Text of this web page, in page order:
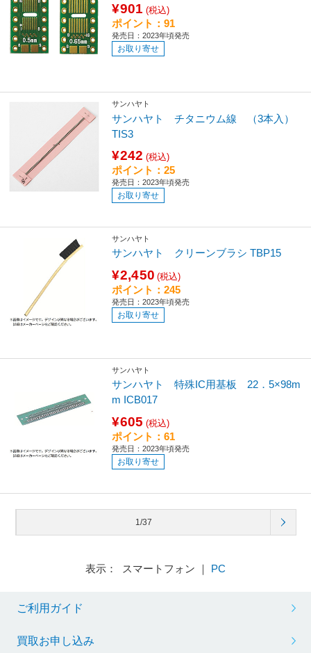
¥901 (税込)
ポイント：91
発売日：2023年頃発売
お取り寄せ
サンハヤト
サンハヤト チタニウム線 （3本入）
TIS3
¥242 (税込)
ポイント：25
発売日：2023年頃発売
お取り寄せ
サンハヤト
サンハヤト クリーンブラシ TBP15
¥2,450 (税込)
ポイント：245
発売日：2023年頃発売
お取り寄せ
サンハヤト
サンハヤト 特殊IC用基板 22．5×98m
m ICB017
¥605 (税込)
ポイント：61
発売日：2023年頃発売
お取り寄せ
1/37
表示： スマートフォン ｜ PC
ご利用ガイド
買取お申し込み